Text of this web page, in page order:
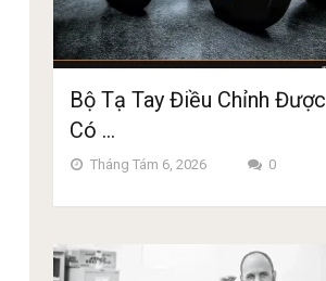
Bộ Tạ Tay Điều Chỉnh Được
Có …
Tháng Tám 6, 2026 0